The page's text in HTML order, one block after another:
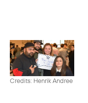
Credits: Henrik Andree